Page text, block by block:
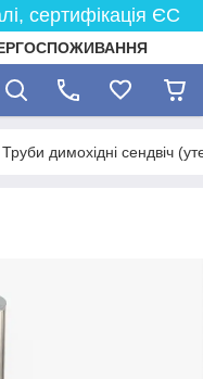
сертифікація ЄС
Труби димохідні сендвіч